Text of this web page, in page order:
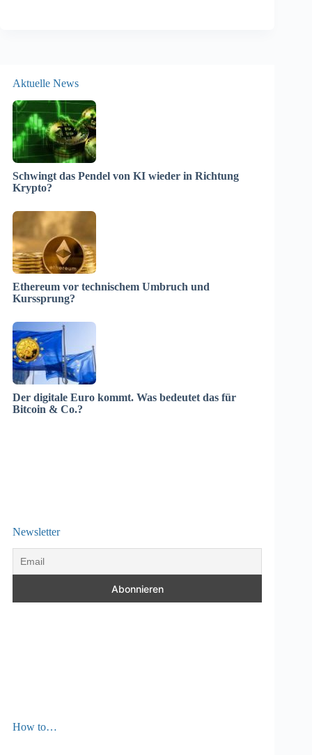
Aktuelle News
Schwingt das Pendel von KI wieder in Richtung
Krypto?
Ethereum vor technischem Umbruch und
Kurssprung?
Der digitale Euro kommt. Was bedeutet das für
Bitcoin & Co.?
Newsletter
How to…